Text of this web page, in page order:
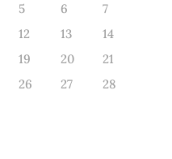
5 6
7
12 13
14
19 20
21
26 27
28